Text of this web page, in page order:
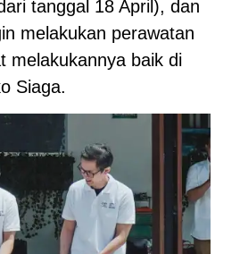
tanggal 18 April), dan
melakukan perawatan
melakukannya baik di
Siaga.